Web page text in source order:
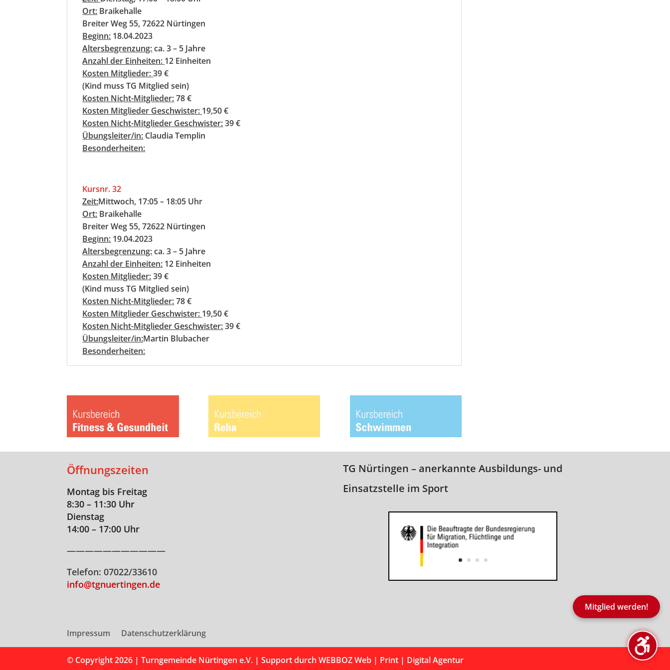
Ort: Braikehalle
Breiter Weg 55, 72622 Nürtingen
Beginn: 18.04.2023
Altersbegrenzung:ca. 3 – 5 Jahre
Anzahl der Einheiten: 12 Einheiten
Kosten Mitglieder: 39 €
(Kind muss TG Mitglied sein)
Kosten Nicht-Mitglieder:78 €
Kosten Mitglieder Geschwister: 19,50 €
Kosten Nicht-Mitglieder Geschwister:39 €
Übungsleiter/in: Claudia Templin
Besonderheiten:
Kursnr. 32
Zeit:Mittwoch, 17:05 – 18:05 Uhr
Ort: Braikehalle
Breiter Weg 55, 72622 Nürtingen
Beginn: 19.04.2023
Altersbegrenzung: ca. 3 – 5 Jahre
Anzahl der Einheiten: 12 Einheiten
Kosten Mitglieder:39 €
(Kind muss TG Mitglied sein)
Kosten Nicht-Mitglieder:78 €
Kosten Mitglieder Geschwister: 19,50 €
Kosten Nicht-Mitglieder Geschwister:39 €
Übungsleiter/in:Martin Blubacher
Besonderheiten:
Öffnungszeiten
Montag bis Freitag
8:30 – 11:30 Uhr
Dienstag
14:00 – 17:00 Uhr
———————————
Telefon: 07022/33610
info@tgnuertingen.de
TG Nürtingen – anerkannte Ausbildungs- und
Einsatzstelle im Sport
Impressum Datenschutzerklärung
© Copyright 2026 |Turngemeinde Nürtingen e.V. | Support durchWEBBOZ Web | Print | Digital Agentur
Mitglied werden!